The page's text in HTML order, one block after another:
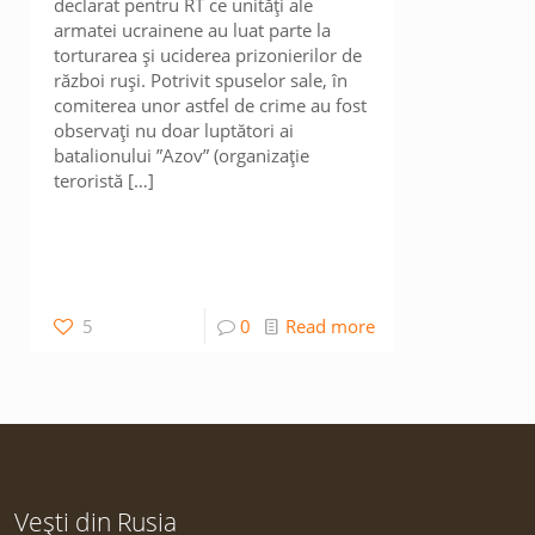
declarat pentru RT ce unități ale
armatei ucrainene au luat parte la
torturarea și uciderea prizonierilor de
război ruși. Potrivit spuselor sale, în
comiterea unor astfel de crime au fost
observați nu doar luptători ai
batalionului ”Azov” (organizație
teroristă […]
5 0 Read more
Vești din Rusia